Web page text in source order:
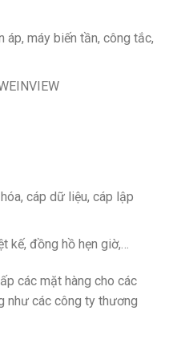
áp, máy biến tần, công tắc,
cáp dữ liệu, cáp lập
kế, đồng hồ hẹn giờ,…
các mặt hàng cho các
như các công ty thương